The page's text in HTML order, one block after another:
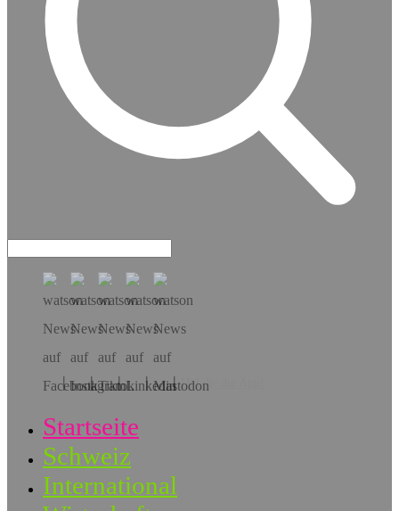
Hol dir die App!
Startseite
Schweiz
International